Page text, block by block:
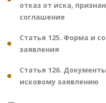
отказ от иска,
соглашение
Статья 125. Форма и
заявления
Статья 126.
исковому заявлению